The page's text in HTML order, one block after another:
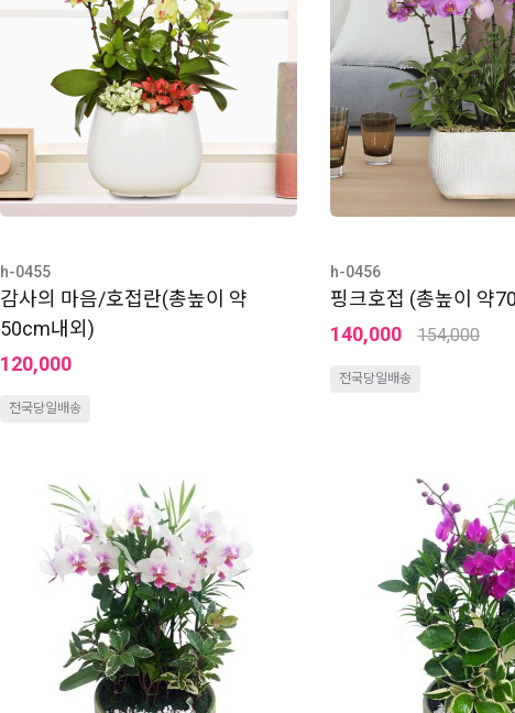
h-0455
감사의 마음/호접란(총높이 약
50cm내외)
120,000
전국당일배송
h-0456
핑크호접 (총높이 약
140,000
154,000
전국당일배송